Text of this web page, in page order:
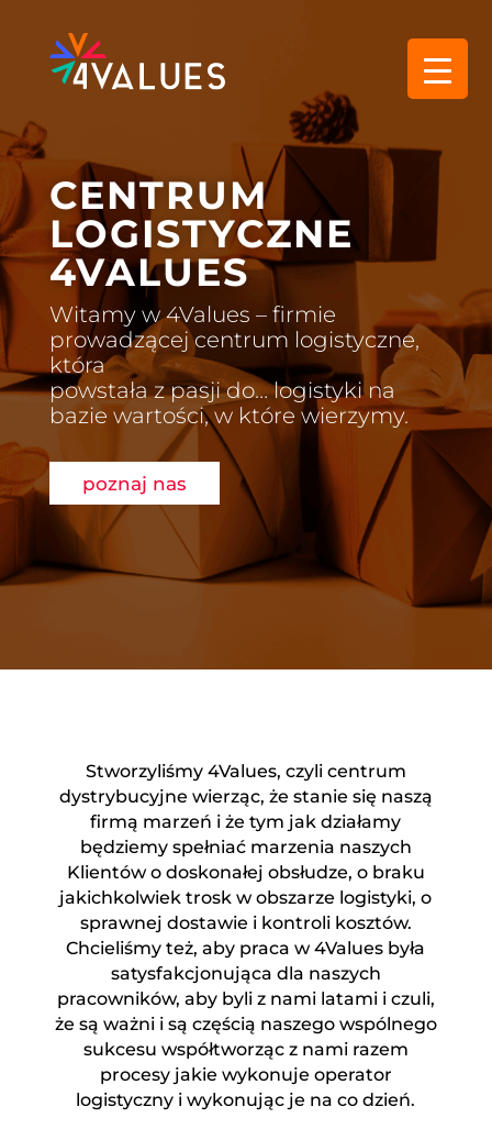
CENTRUM
LOGISTYCZNE
4VALUES
Witamy w 4Values – firmie
prowadzącej centrum logistyczne,
która
powstała z pasji do… logistyki na
bazie wartości, w które wierzymy.
poznaj nas
Stworzyliśmy 4Values, czyli centrum
dystrybucyjne wierząc, że stanie się naszą
firmą marzeń i że tym jak działamy
będziemy spełniać marzenia naszych
Klientów o doskonałej obsłudze, o braku
jakichkolwiek trosk w obszarze logistyki, o
sprawnej dostawie i kontroli kosztów.
Chcieliśmy też, aby praca w 4Values była
satysfakcjonująca dla naszych
pracowników, aby byli z nami latami i czuli,
że są ważni i są częścią naszego wspólnego
sukcesu współtworząc z nami razem
procesy jakie wykonuje operator
logistyczny i wykonując je na co dzień.